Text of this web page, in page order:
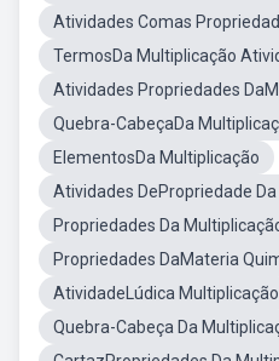
Atividades Comas
TermosDa Multiplicação
Atividades Propriedades
Quebra-CabeçaDa
ElementosDa Multiplicação
Atividades DePropriedade
Propriedades Da
Propriedades DaMateria
AtividadeLúdica Multiplicação
Quebra-Cabeça Da